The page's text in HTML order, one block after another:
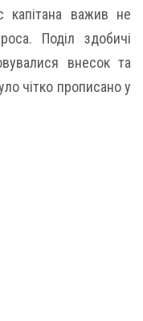
важив не
Поділ здобичі
внесок та
чітко прописано у